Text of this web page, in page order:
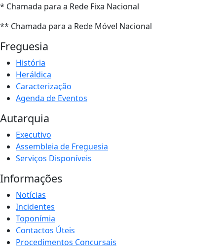
* Chamada para a Rede Fixa Nacional
** Chamada para a Rede Móvel Nacional
Freguesia
História
Heráldica
Caracterização
Agenda de Eventos
Autarquia
Executivo
Assembleia de Freguesia
Serviços Disponíveis
Informações
Notícias
Incidentes
Toponímia
Contactos Úteis
Procedimentos Concursais